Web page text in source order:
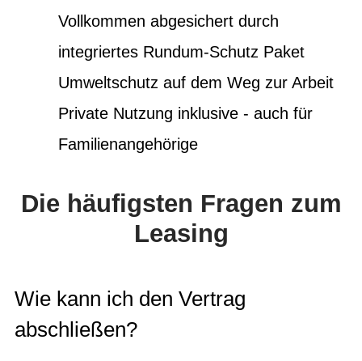
Vollkommen abgesichert durch
integriertes Rundum-Schutz Paket
Umweltschutz auf dem Weg zur Arbeit
Private Nutzung inklusive - auch für
Familienangehörige
Die häufigsten Fragen zum
Leasing
Wie kann ich den Vertrag
abschließen?